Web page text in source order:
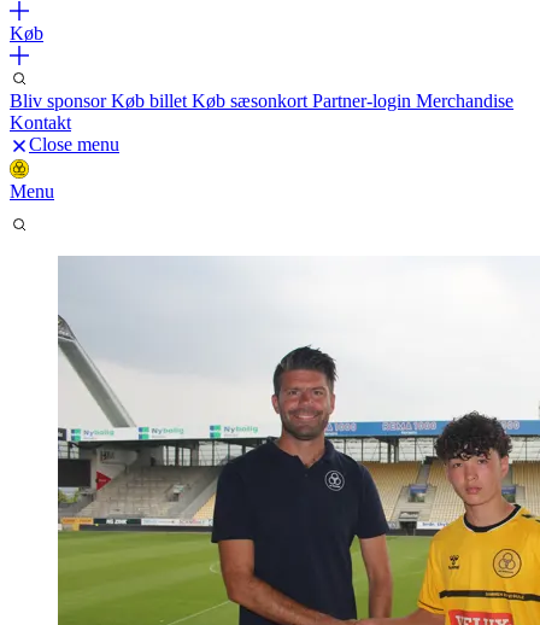
Køb
Bliv sponsorKøb billet Køb sæsonkort Partner-login Merchandise
Kontakt
Close menu
Menu